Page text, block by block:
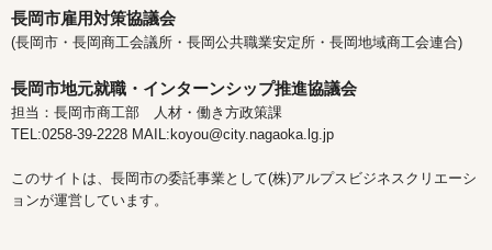
長岡市雇用対策協議会
(長岡市・長岡商工会議所・長岡公共職業安定所・長岡地域商工会連合)
長岡市地元就職・インターンシップ推進協議会
担当：長岡市商工部 人材・働き方政策課
TEL:0258-39-2228 MAIL:koyou@city.nagaoka.lg.jp
このサイトは、長岡市の委託事業として(株)アルプスビジネスクリエーシ
ョンが運営しています。